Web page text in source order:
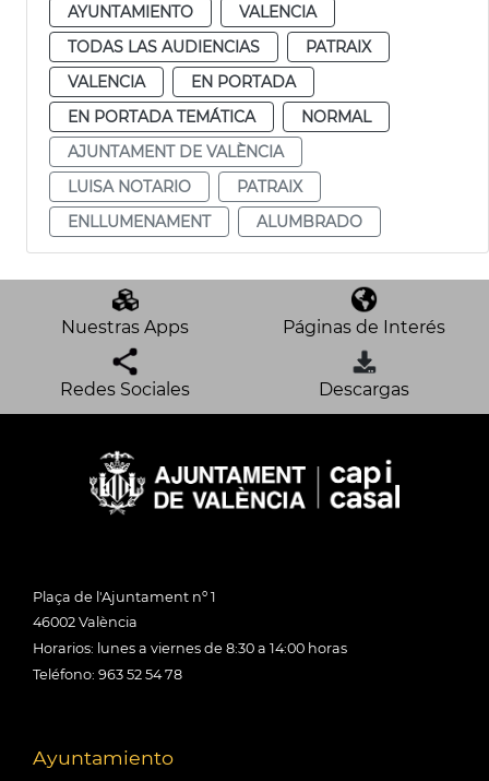
AYUNTAMIENTO
VALENCIA
TODAS LAS AUDIENCIAS
PATRAIX
VALENCIA
EN PORTADA
EN PORTADA TEMÁTICA
NORMAL
AJUNTAMENT DE VALÈNCIA
LUISA NOTARIO
PATRAIX
ENLLUMENAMENT
ALUMBRADO
Nuestras Apps Páginas de Interés
Redes Sociales Descargas
Plaça de l'Ajuntament nº 1
46002 València
Horarios: lunes a viernes de 8:30 a 14:00 horas
Teléfono: 963 52 54 78
Ayuntamiento